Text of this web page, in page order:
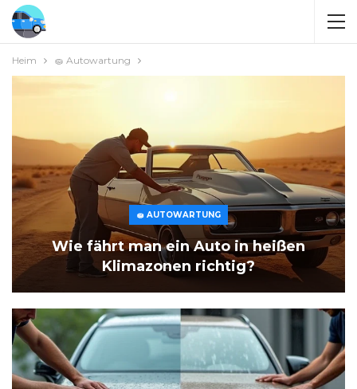
Heim 🧽 Autowartung
🧽 AUTOWARTUNG
Wie fährt man ein Auto in heißen
Klimazonen richtig?